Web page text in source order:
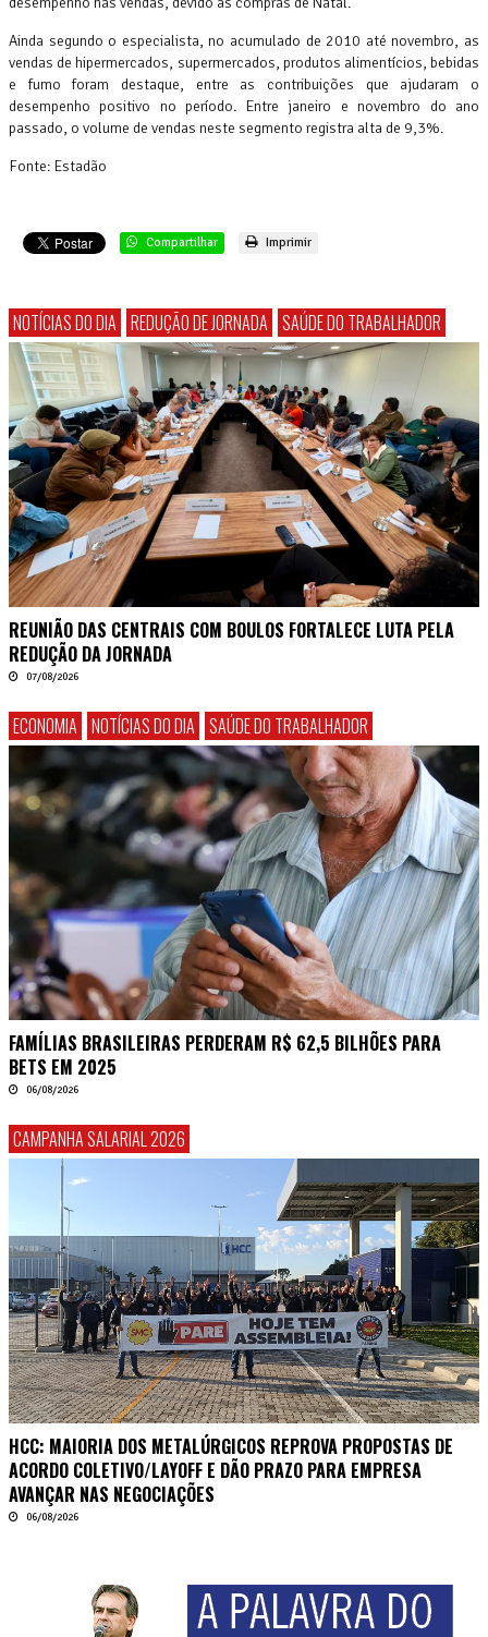
Ainda segundo o especialista, no acumulado de 2010 até novembro, as
vendas de hipermercados, supermercados, produtos alimentícios, bebidas
e fumo foram destaque, entre as contribuições que ajudaram o
desempenho positivo no período. Entre janeiro e novembro do ano
passado, o volume de vendas neste segmento registra alta de 9,3%.
Fonte: Estadão
Compartilhar Imprimir
NOTÍCIAS DO DIA REDUÇÃO DE JORNADA SAÚDE DO TRABALHADOR
REUNIÃO DAS CENTRAIS COM BOULOS FORTALECE LUTA PELA
REDUÇÃO DA JORNADA
07/08/2026
ECONOMIA NOTÍCIAS DO DIA SAÚDE DO TRABALHADOR
FAMÍLIAS BRASILEIRAS PERDERAM R$ 62,5 BILHÕES PARA
BETS EM 2025
06/08/2026
CAMPANHA SALARIAL 2026
HCC: MAIORIA DOS METALÚRGICOS REPROVA PROPOSTAS DE
ACORDO COLETIVO/LAYOFF E DÃO PRAZO PARA EMPRESA
AVANÇAR NAS NEGOCIAÇÕES
06/08/2026